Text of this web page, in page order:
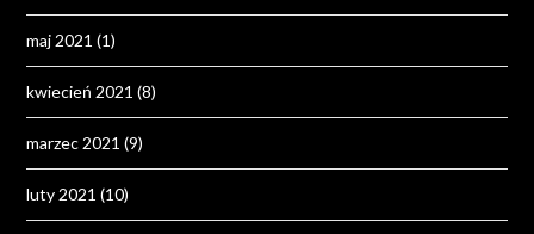
maj 2021 (1)
kwiecień 2021 (8)
marzec 2021 (9)
luty 2021 (10)